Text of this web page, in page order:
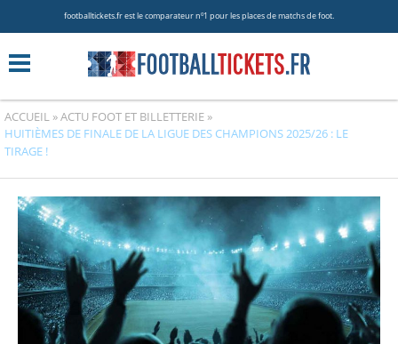
footballtickets.fr est le comparateur nº1 pour les places de matchs de foot.
ACCUEIL »ACTU FOOT ET BILLETTERIE »
HUITIÈMES DE FINALE DE LA LIGUE DES CHAMPIONS 2025/26 : LE
TIRAGE !